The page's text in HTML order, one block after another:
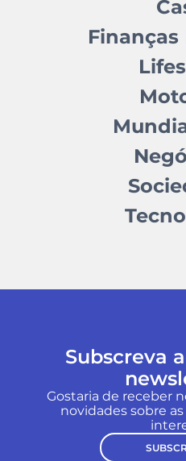
Finanças
Subscreva
Gostaria de receber
novidades sobre